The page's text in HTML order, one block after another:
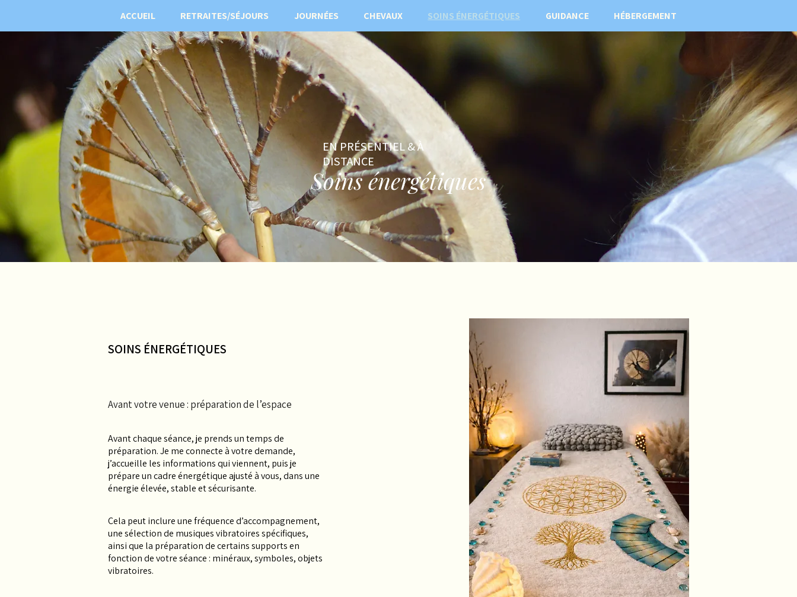
ACCUEIL RETRAITES/SÉJOURS JOURNÉES CHEVAUX SOINS ÉNERGÉTIQUES GUIDANCE HÉBERGEMENT
Soins énergétiques
EN PRÉSENTIEL & À
DISTANCE
SOINS ÉNERGÉTIQUES
Avant votre venue : préparation de l’espace
Avant chaque séance, je prends un temps de
préparation. Je me connecte à votre demande,
j’accueille les informations qui viennent, puis je
prépare un cadre énergétique ajusté à vous, dans une
énergie élevée, stable et sécurisante.
​Cela peut inclure une fréquence d’accompagnement,
une sélection de musiques vibratoires spécifiques,
ainsi que la préparation de certains supports en
fonction de votre séance : minéraux, symboles, objets
vibratoires.